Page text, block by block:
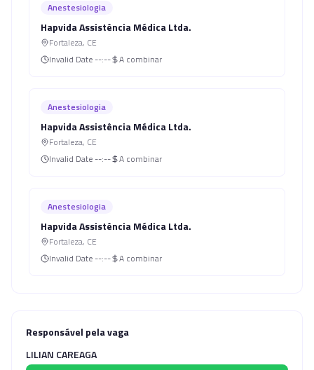
Anestesiologia
Hapvida Assistência Médica Ltda.
Fortaleza, CE
Invalid Date --:-- A combinar
Anestesiologia
Hapvida Assistência Médica Ltda.
Fortaleza, CE
Invalid Date --:-- A combinar
Anestesiologia
Hapvida Assistência Médica Ltda.
Fortaleza, CE
Invalid Date --:-- A combinar
Responsável pela vaga
LILIAN CAREAGA